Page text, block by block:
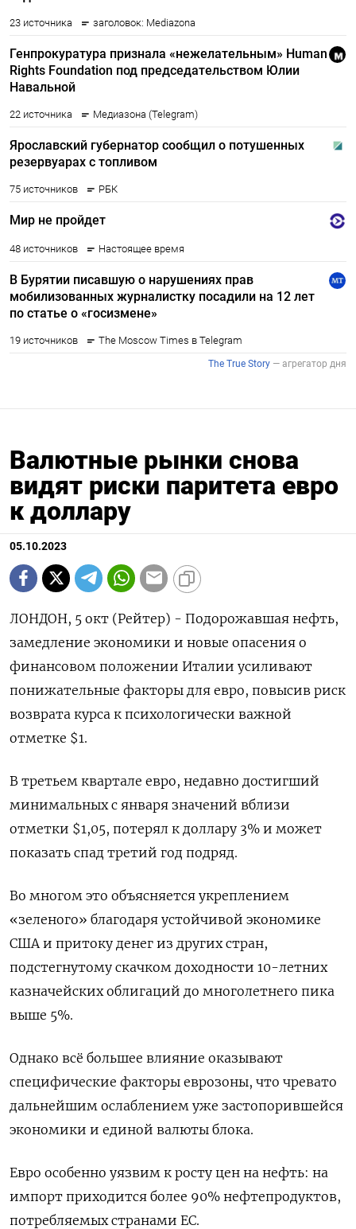
Валютные рынки снова
видят риски паритета евро
к доллару
05.10.2023
ЛОНДОН, 5 окт (Рейтер) - Подорожавшая нефть,
замедление экономики и новые опасения о
финансовом положении Италии усиливают
понижательные факторы для евро, повысив риск
возврата курса к психологически важной
отметке $1.
В третьем квартале евро, недавно достигший
минимальных с января значений вблизи
отметки $1,05, потерял к доллару 3% и может
показать спад третий год подряд.
Во многом это объясняется укреплением
«зеленого» благодаря устойчивой экономике
США и притоку денег из других стран,
подстегнутому скачком доходности 10-летних
казначейских облигаций до многолетнего пика
выше 5%.
Однако всё большее влияние оказывают
специфические факторы еврозоны, что чревато
дальнейшим ослаблением уже застопорившейся
экономики и единой валюты блока.
Евро особенно уязвим к росту цен на нефть: на
импорт приходится более 90% нефтепродуктов,
потребляемых странами ЕС.